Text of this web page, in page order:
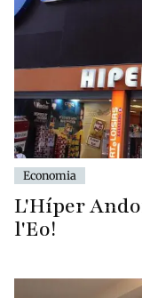
Economia
L'Híper
l'Eo!